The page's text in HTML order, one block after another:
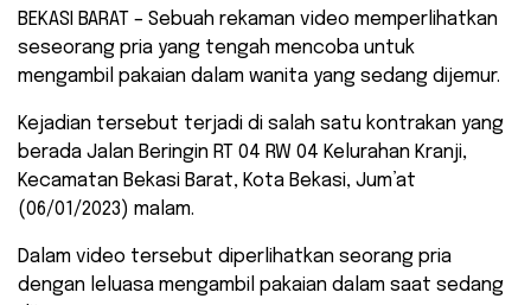
BEKASI BARAT – Sebuah rekaman video memperlihatkan
seseorang pria yang tengah mencoba untuk
mengambil pakaian dalam wanita yang sedang dijemur.
Kejadian tersebut terjadi di salah satu kontrakan yang
berada Jalan Beringin RT 04 RW 04 Kelurahan Kranji,
Kecamatan Bekasi Barat, Kota Bekasi, Jum’at
(06/01/2023) malam.
Dalam video tersebut diperlihatkan seorang pria
dengan leluasa mengambil pakaian dalam saat sedang